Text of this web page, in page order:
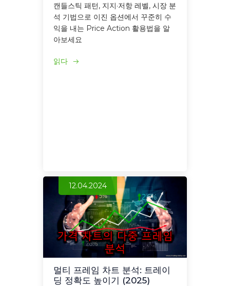
캔들스틱 패턴, 지지·저항 레벨, 시장 분
석 기법으로 이진 옵션에서 꾸준히 수
익을 내는 Price Action 활용법을 알
아보세요
읽다
12.04.2024
멀티 프레임 차트 분석: 트레이
딩 정확도 높이기 (2025)